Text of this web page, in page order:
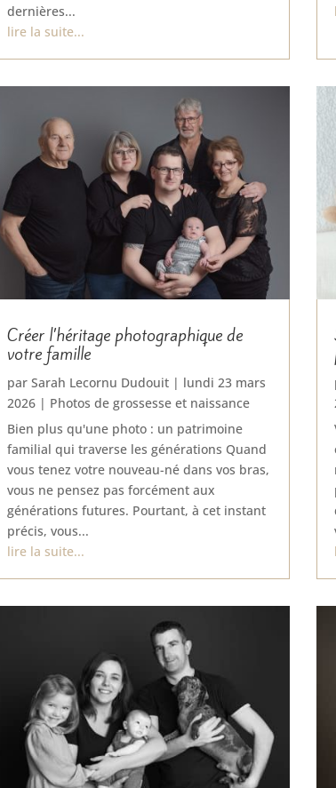
dernières...
lire la suite...
Créer l’héritage photographique de
votre famille
par Sarah Lecornu Dudouit| lundi 23 mars
2026| Photos de grossesse et naissance
Bien plus qu'une photo : un patrimoine
familial qui traverse les générations Quand
vous tenez votre nouveau-né dans vos bras,
vous ne pensez pas forcément aux
générations futures. Pourtant, à cet instant
précis, vous...
lire la suite...